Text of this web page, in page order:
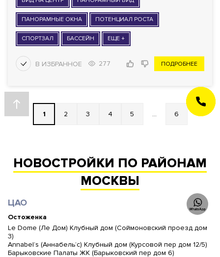
ПАНОРАМНЫЕ ОКНА ПОТЕНЦИАЛ РОСТА
СПОРТЗАЛ БАССЕЙН ЕЩЕ +
277 ПОДРОБНЕЕ
1 2 3 4 5 ... 6
НОВОСТРОЙКИ ПО РАЙОНАМ
МОСКВЫ
ЦАО
Остоженка
Le Dome (Ле Дом) Клубный дом (Соймоновский проезд дом
3)
Annabel’s (Аннабель’с) Клубный дом (Курсовой пер дом 12/5)
Барыковские Палаты ЖК (Барыковский пер дом 6)
ЗАКАЗАТЬ
ЗВОНОК